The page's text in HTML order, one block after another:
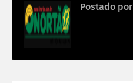
Postado por